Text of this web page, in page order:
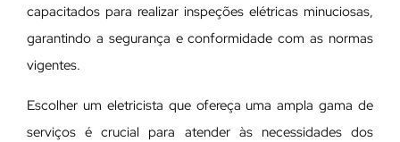
capacitados para realizar inspeções elétricas minuciosas,
garantindo a segurança e conformidade com as normas
vigentes.
Escolher um eletricista que ofereça uma ampla gama de
serviços é crucial para atender às necessidades dos